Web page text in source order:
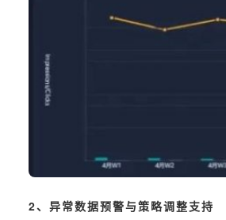
2、异常数据预警与策略调整支持